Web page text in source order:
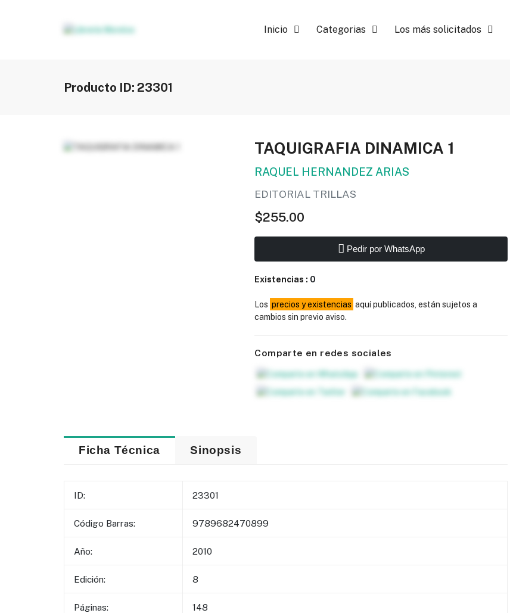
Inicio Categorias Los más solicitados
Producto ID: 23301
TAQUIGRAFIA DINAMICA 1
RAQUEL HERNANDEZ ARIAS
EDITORIAL TRILLAS
$255.00
Pedir por WhatsApp
Existencias : 0
Los precios y existencias aquí publicados, están sujetos a
cambios sin previo aviso.
Comparte en redes sociales
Ficha Técnica Sinopsis
ID: 23301
Código Barras: 9789682470899
Año: 2010
Edición: 8
Páginas: 148